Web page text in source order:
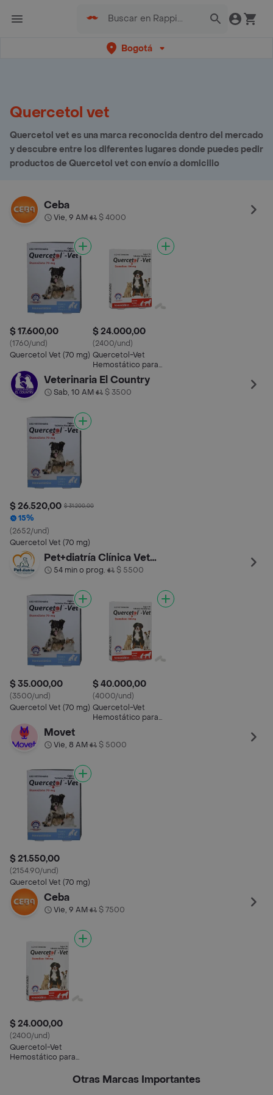
Bogotá
Quercetol vet
Quercetol vet es una marca reconocida dentro del mercado
y descubre entre los diferentes lugares donde puedes pedir
productos de Quercetol vet con envío a domicilio
Ceba
Vie, 9 AM• $ 4000
$ 17.600,00
(1760/und)
Quercetol Vet (70 mg)
$ 24.000,00
(2400/und)
Quercetol-Vet
Hemostático para
Perros y Gatos (100
mg)
Veterinaria El Country
Sab, 10 AM• $ 3500
$ 26.520,00 $ 31.200,00
15%
(2652/und)
Quercetol Vet (70 mg)
Pet+diatría Clínica Veterinaria Barrios Unidos
54 min o prog.• $ 5500
$ 35.000,00
(3500/und)
Quercetol Vet (70 mg)
$ 40.000,00
(4000/und)
Quercetol-Vet
Hemostático para
Movet
Vie, 8 AM• $ 5000
$ 21.550,00
(2154.90/und)
Quercetol Vet (70 mg)
Ceba
Vie, 9 AM• $ 7500
$ 24.000,00
(2400/und)
Quercetol-Vet
Hemostático para
Otras Marcas Importantes